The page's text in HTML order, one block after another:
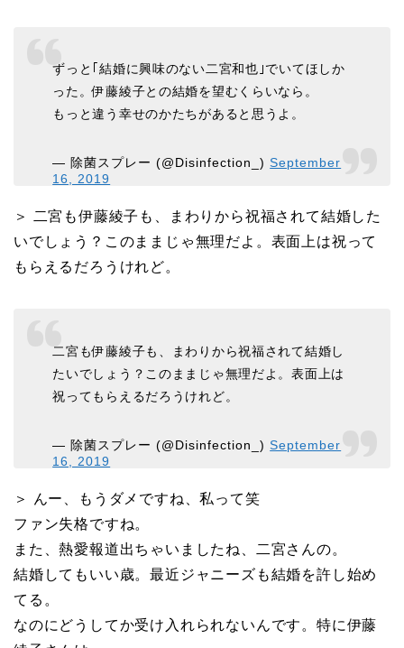
ずっと｢結婚に興味のない二宮和也｣でいてほしか
った。伊藤綾子との結婚を望むくらいなら。
もっと違う幸せのかたちがあると思うよ。
— 除菌スプレー (@Disinfection_)September
16, 2019
＞ 二宮も伊藤綾子も、まわりから祝福されて結婚した
いでしょう？このままじゃ無理だよ。表面上は祝って
もらえるだろうけれど。
二宮も伊藤綾子も、まわりから祝福されて結婚し
たいでしょう？このままじゃ無理だよ。表面上は
祝ってもらえるだろうけれど。
— 除菌スプレー (@Disinfection_)September
16, 2019
＞ んー、もうダメですね、私って笑
ファン失格ですね。
また、熱愛報道出ちゃいましたね、二宮さんの。
結婚してもいい歳。最近ジャニーズも結婚を許し始め
てる。
なのにどうしてか受け入れられないんです。特に伊藤